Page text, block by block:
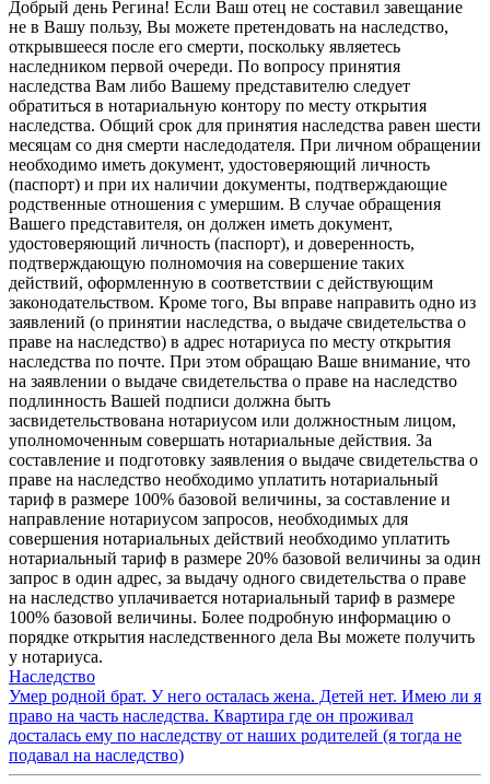
Добрый день Регина! Если Ваш отец не составил завещание
не в Вашу пользу, Вы можете претендовать на наследство,
открывшееся после его смерти, поскольку являетесь
наследником первой очереди. По вопросу принятия
наследства Вам либо Вашему представителю следует
обратиться в нотариальную контору по месту открытия
наследства. Общий срок для принятия наследства равен шести
месяцам со дня смерти наследодателя. При личном обращении
необходимо иметь документ, удостоверяющий личность
(паспорт) и при их наличии документы, подтверждающие
родственные отношения с умершим. В случае обращения
Вашего представителя, он должен иметь документ,
удостоверяющий личность (паспорт), и доверенность,
подтверждающую полномочия на совершение таких
действий, оформленную в соответствии с действующим
законодательством. Кроме того, Вы вправе направить одно из
заявлений (о принятии наследства, о выдаче свидетельства о
праве на наследство) в адрес нотариуса по месту открытия
наследства по почте. При этом обращаю Ваше внимание, что
на заявлении о выдаче свидетельства о праве на наследство
подлинность Вашей подписи должна быть
засвидетельствована нотариусом или должностным лицом,
уполномоченным совершать нотариальные действия. За
составление и подготовку заявления о выдаче свидетельства о
праве на наследство необходимо уплатить нотариальный
тариф в размере 100% базовой величины, за составление и
направление нотариусом запросов, необходимых для
совершения нотариальных действий необходимо уплатить
нотариальный тариф в размере 20% базовой величины за один
запрос в один адрес, за выдачу одного свидетельства о праве
на наследство уплачивается нотариальный тариф в размере
100% базовой величины. Более подробную информацию о
порядке открытия наследственного дела Вы можете получить
у нотариуса.
Наследство
Умер родной брат. У него осталась жена. Детей нет. Имею ли я
право на часть наследства. Квартира где он проживал
досталась ему по наследству от наших родителей (я тогда не
подавал на наследство)